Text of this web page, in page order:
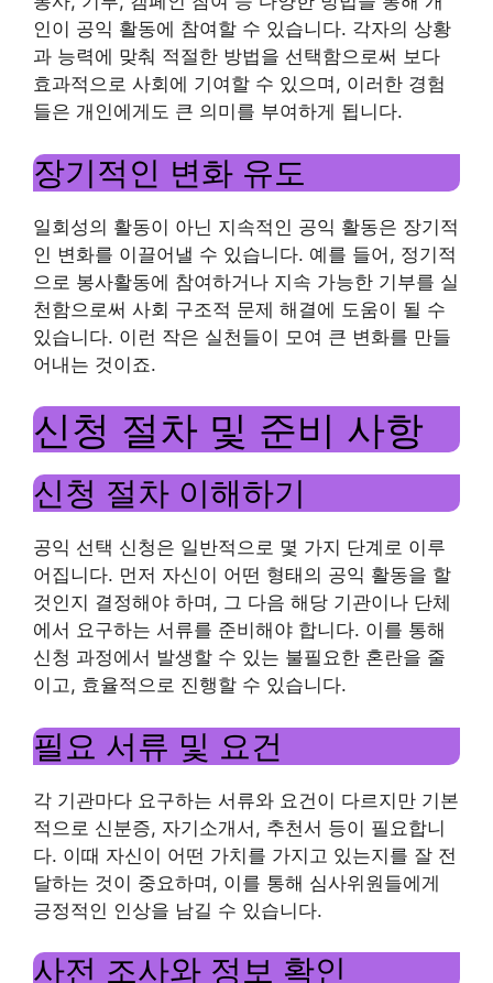
인이 공익 활동에 참여할 수 있습니다. 각자의 상황
과 능력에 맞춰 적절한 방법을 선택함으로써 보다
효과적으로 사회에 기여할 수 있으며, 이러한 경험
들은 개인에게도 큰 의미를 부여하게 됩니다.
장기적인 변화 유도
일회성의 활동이 아닌 지속적인 공익 활동은 장기적
인 변화를 이끌어낼 수 있습니다. 예를 들어, 정기적
으로 봉사활동에 참여하거나 지속 가능한 기부를 실
천함으로써 사회 구조적 문제 해결에 도움이 될 수
있습니다. 이런 작은 실천들이 모여 큰 변화를 만들
어내는 것이죠.
신청 절차 및 준비 사항
신청 절차 이해하기
공익 선택 신청은 일반적으로 몇 가지 단계로 이루
어집니다. 먼저 자신이 어떤 형태의 공익 활동을 할
것인지 결정해야 하며, 그 다음 해당 기관이나 단체
에서 요구하는 서류를 준비해야 합니다. 이를 통해
신청 과정에서 발생할 수 있는 불필요한 혼란을 줄
이고, 효율적으로 진행할 수 있습니다.
필요 서류 및 요건
각 기관마다 요구하는 서류와 요건이 다르지만 기본
적으로 신분증, 자기소개서, 추천서 등이 필요합니
다. 이때 자신이 어떤 가치를 가지고 있는지를 잘 전
달하는 것이 중요하며, 이를 통해 심사위원들에게
긍정적인 인상을 남길 수 있습니다.
사전 조사와 정보 확인